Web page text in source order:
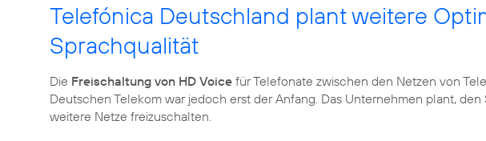
Telefónica Deutschland plant weitere
Sprachqualität
Die Freischaltung von HD Voice für Telefonate zwischen den Netzen von
Deutschen Telekom war jedoch erst der Anfang. Das Unternehmen plant,
weitere Netze freizuschalten.